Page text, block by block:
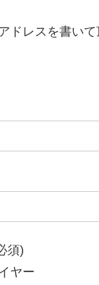
ドレスを書い
須)
ヤー